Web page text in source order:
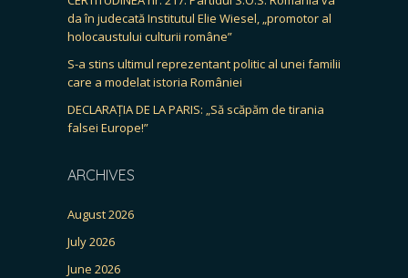
da în judecată Institutul Elie Wiesel, „promotor al
holocaustului culturii române”
S-a stins ultimul reprezentant politic al unei familii
care a modelat istoria României
DECLARAȚIA DE LA PARIS: „Să scăpăm de tirania
falsei Europe!”
ARCHIVES
August 2026
July 2026
June 2026